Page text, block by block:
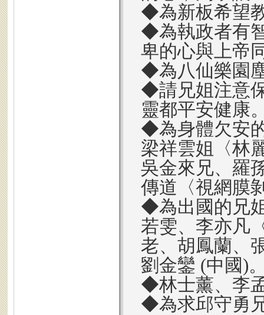
◆為新板希望
◆為執政者有
卑的心與上帝
◆為八仙樂園
◆請兄姐注意
靈都平安健康
◆為身體欠安
梁祥雲姐〈林
吳金來兄、羅
傳道〈視網膜
◆為出國的兄
若雯、李亦凡
老、胡鳳蘭、
劉金鑾 (中國)
◆林士薰、李
◆為求邱守勇